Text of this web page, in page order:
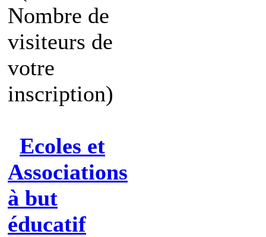
Nombre de
visiteurs de
votre
inscription)
Ecoles et
Associations
à but
éducatif